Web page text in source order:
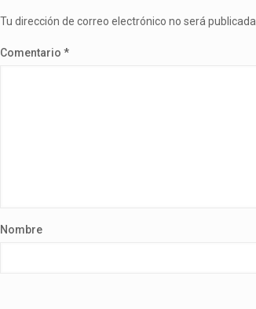
Tu dirección de correo electrónico no será publicada.
Comentario *
Nombre